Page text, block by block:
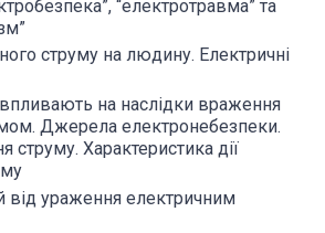
“електротравма” та
струму на людину. Електричні
на наслідки враження
Джерела електронебезпеки.
струму. Характеристика дії
від ураження електричним